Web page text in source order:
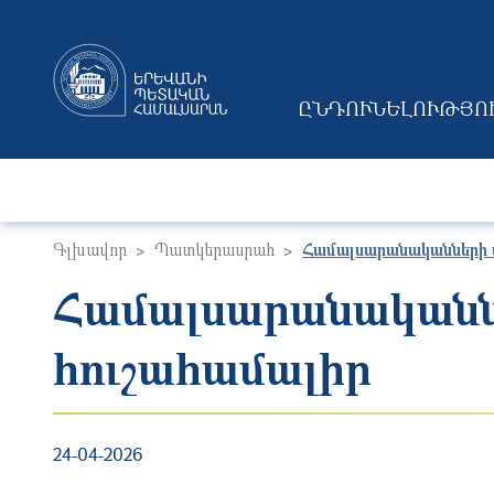
MAIN
Գլխավոր Պատկերասրահ Համալսարանականների
հուշահամալիր
24-04-2026